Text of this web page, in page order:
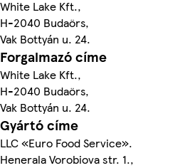
White Lake Kft.,
H-2040 Budaörs,
Vak Bottyán u. 24.
Forgalmazó címe
White Lake Kft.,
H-2040 Budaörs,
Vak Bottyán u. 24.
Gyártó címe
LLC «Euro Food Service».
Henerala Vorobiova str. 1.,